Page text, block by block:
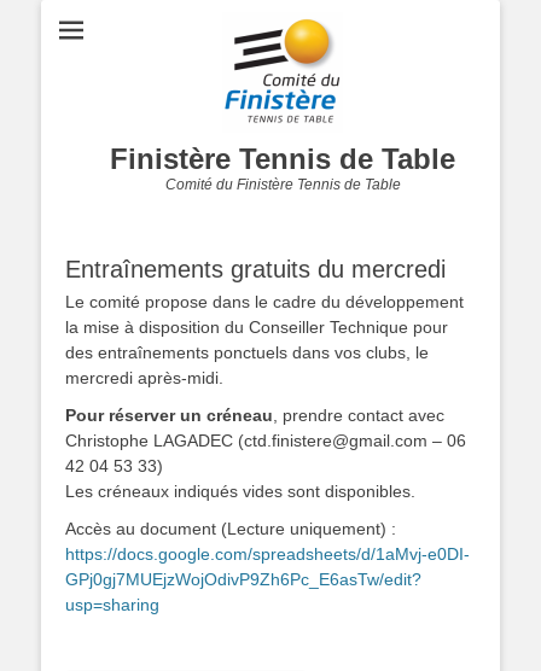
Finistère Tennis de Table
Comité du Finistère Tennis de Table
Entraînements gratuits du mercredi
Le comité propose dans le cadre du développement
la mise à disposition du Conseiller Technique pour
des entraînements ponctuels dans vos clubs, le
mercredi après-midi.
Pour réserver un créneau , prendre contact avec
Christophe LAGADEC (ctd.finistere@gmail.com – 06
42 04 53 33)
Les créneaux indiqués vides sont disponibles.
Accès au document (Lecture uniquement) :
https://docs.google.com/spreadsheets/d/1aMvj-e0DI-
GPj0gj7MUEjzWojOdivP9Zh6Pc_E6asTw/edit?
usp=sharing